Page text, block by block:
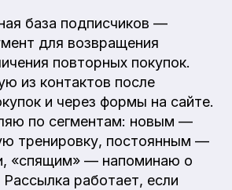
база подписчиков —
для возвращения
повторных покупок.
из контактов после
и через формы на сайте.
по сегментам: новым —
тренировку, постоянным —
«спящим» — напоминаю о
работает, если